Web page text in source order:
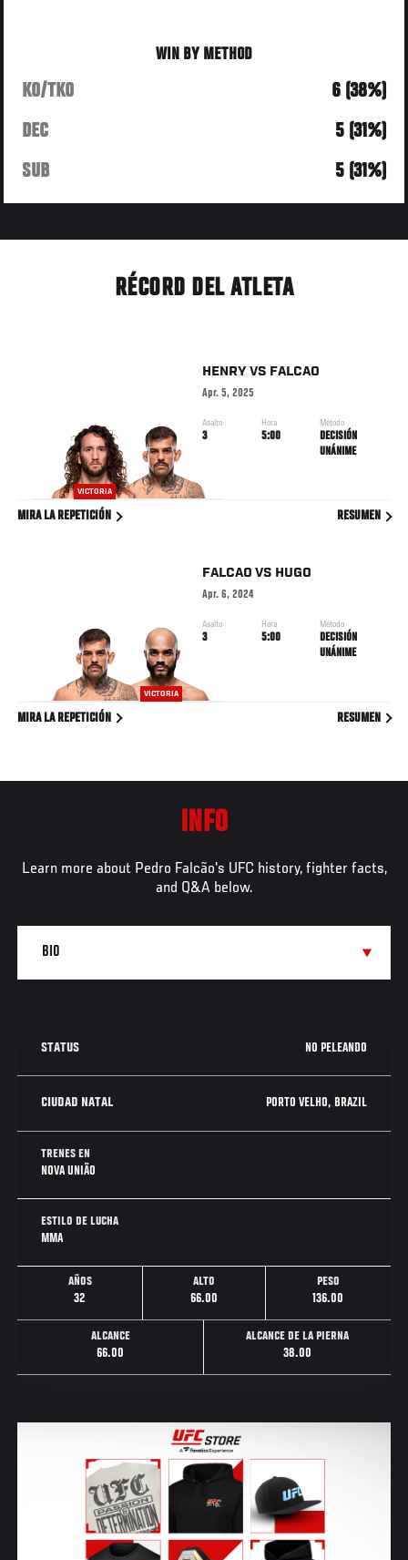
WIN BY METHOD
KO/TKO
6 (38%)
DEC
5 (31%)
SUB
5 (31%)
RÉCORD DEL ATLETA
VICTORIA
HENRY VS FALCAO
Apr. 5, 2025
Asalto
3
Hora
5:00
Método
DECISIÓN
UNÁNIME
MIRA LA REPETICIÓN RESUMEN
VICTORIA
FALCAO VS HUGO
Apr. 6, 2024
Asalto
3
Hora
5:00
Método
DECISIÓN
UNÁNIME
MIRA LA REPETICIÓN RESUMEN
INFO
Learn more about Pedro Falcão's UFC history, fighter facts,
and Q&A below.
STATUS NO PELEANDO
CIUDAD NATAL PORTO VELHO, BRAZIL
TRENES EN
NOVA UNIÃO
ESTILO DE LUCHA
MMA
AÑOS
32
ALTO
66.00
PESO
136.00
ALCANCE
66.00
ALCANCE DE LA PIERNA
38.00